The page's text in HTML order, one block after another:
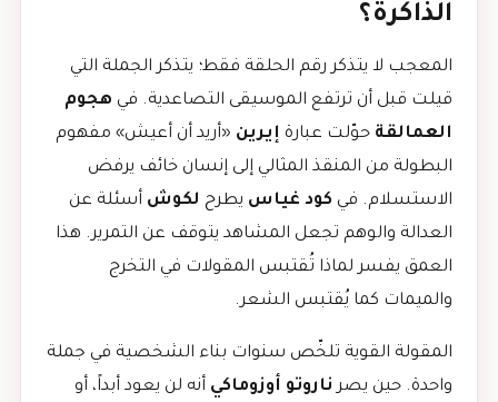
الذاكرة؟
المعجب لا يتذكر رقم الحلقة فقط؛ يتذكر الجملة التي
قيلت قبل أن ترتفع الموسيقى التصاعدية. في هجوم
العمالقة حوّلت عبارة إيرين «أريد أن أعيش» مفهوم
البطولة من المنقذ المثالي إلى إنسان خائف يرفض
الاستسلام. في كود غياس يطرح لكوش أسئلة عن
العدالة والوهم تجعل المشاهد يتوقف عن التمرير. هذا
العمق يفسر لماذا تُقتبس المقولات في التخرج
والميمات كما يُقتبس الشعر.
المقولة القوية تلخّص سنوات بناء الشخصية في جملة
واحدة. حين يصر ناروتو أوزوماكي أنه لن يعود أبداً، أو